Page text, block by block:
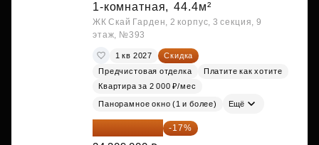
1-комнатная, 44.4м²
ЖК Скай Гарден, 2 корпус, 3 секция, 9
этаж, №393
1 кв 2027
Скидка
Предчистовая отделка
Платите как хотите
Квартира за 2 000 ₽/мес
Панорамное окно (1 и более) Ещё
20 176 470 ₽ -17%